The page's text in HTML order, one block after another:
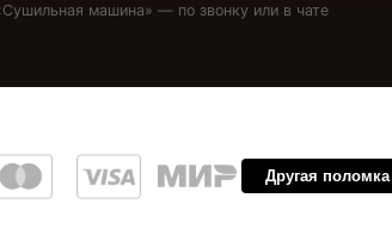
Сушильная машина» — по звонку или в чате
Другая поломка